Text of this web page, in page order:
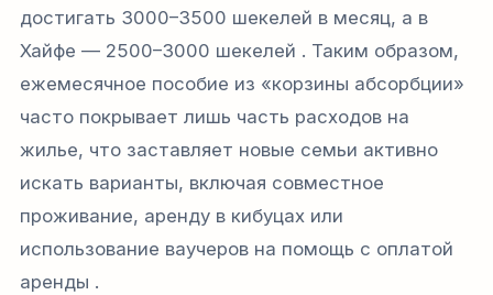
достигать 3000–3500 шекелей в месяц, а в
Хайфе — 2500–3000 шекелей . Таким образом,
ежемесячное пособие из «корзины абсорбции»
часто покрывает лишь часть расходов на
жилье, что заставляет новые семьи активно
искать варианты, включая совместное
проживание, аренду в кибуцах или
использование ваучеров на помощь с оплатой
аренды .